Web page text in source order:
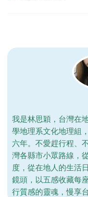
我是林思穎，台灣在
學地理系文化地理組
六年。不愛趕行程、
灣各縣市小眾路線，
度，從在地人的生活
鏡頭，以五感收藏每
行質感的靈魂，慢享